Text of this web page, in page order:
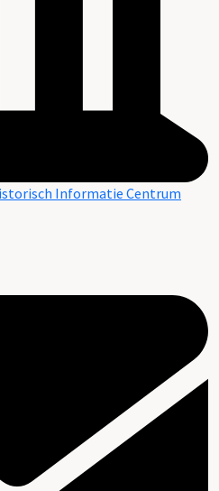
Informatie Centrum